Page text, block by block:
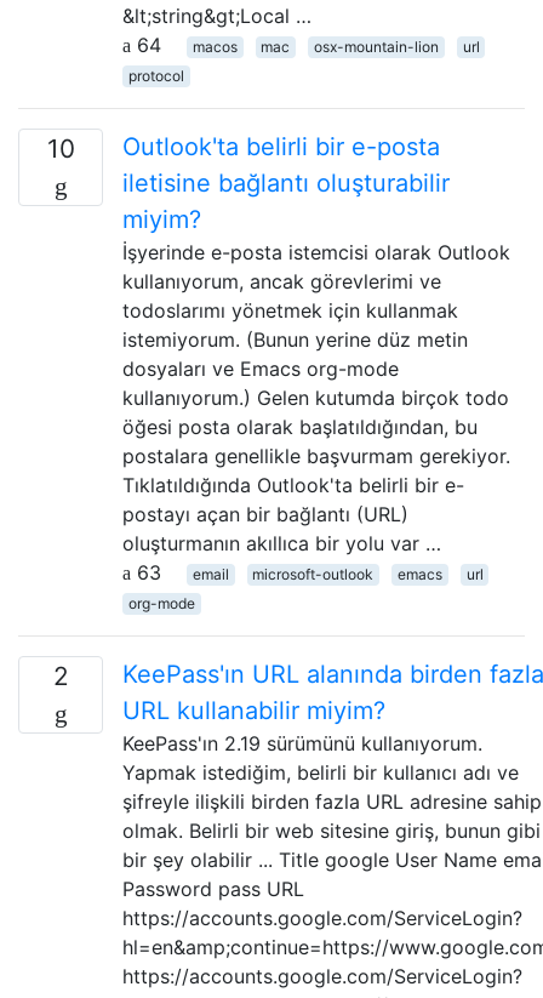
&lt;string&gt;Local …
64
macos mac osx-mountain-lion
url
protocol
10
Outlook'ta belirli bir e-posta
iletisine bağlantı oluşturabilir
miyim?
İşyerinde e-posta istemcisi olarak Outlook
kullanıyorum, ancak görevlerimi ve
todoslarımı yönetmek için kullanmak
istemiyorum. (Bunun yerine düz metin
dosyaları ve Emacs org-mode
kullanıyorum.) Gelen kutumda birçok todo
öğesi posta olarak başlatıldığından, bu
postalara genellikle başvurmam gerekiyor.
Tıklatıldığında Outlook'ta belirli bir e-
postayı açan bir bağlantı (URL)
oluşturmanın akıllıca bir yolu var …
63
email microsoft-outlook emacs
url
org-mode
2
KeePass'ın URL alanında birden fazla
URL kullanabilir miyim?
KeePass'ın 2.19 sürümünü kullanıyorum.
Yapmak istediğim, belirli bir kullanıcı adı ve
şifreyle ilişkili birden fazla URL adresine sahip
olmak. Belirli bir web sitesine giriş, bunun gibi
bir şey olabilir ... Title google User Name
Password pass URL
https://accounts.google.com/ServiceLogin?
hl=en&amp;continue=https://
https://accounts.google.com/ServiceLogin?